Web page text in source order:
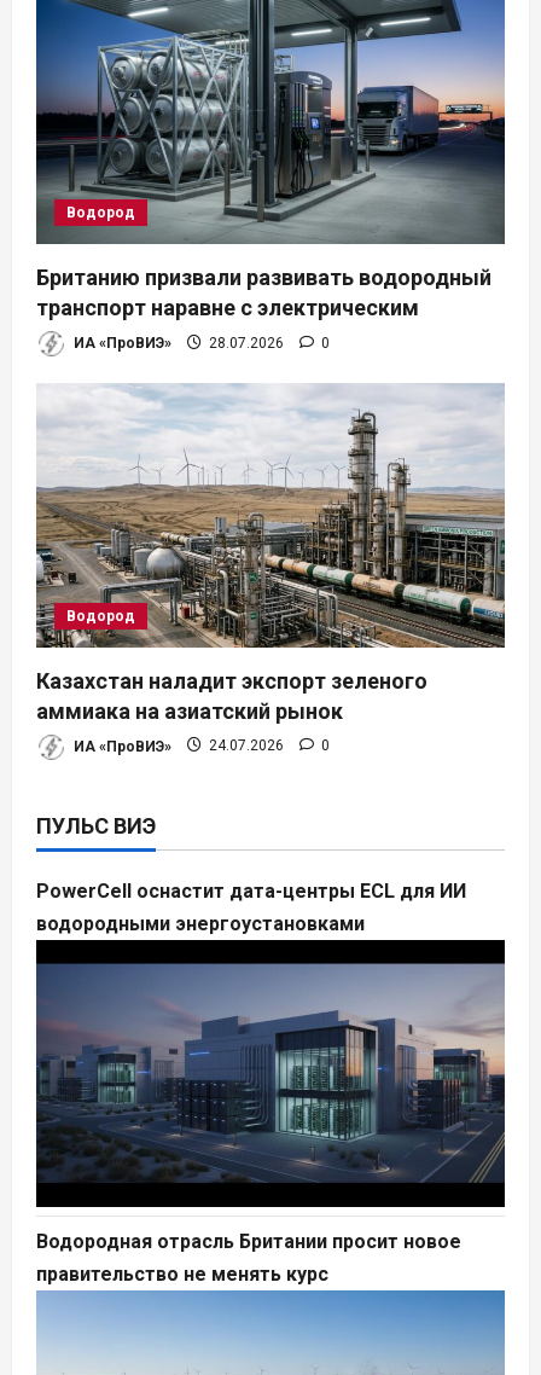
м
Водород
Британию призвали развивать водородный
транспорт наравне с электрическим
ИА «ПроВИЭ» 28.07.2026 0
Водород
Казахстан наладит экспорт зеленого
аммиака на азиатский рынок
ИА «ПроВИЭ» 24.07.2026 0
ПУЛЬС ВИЭ
PowerCell оснастит дата-центры ECL для ИИ
водородными энергоустановками
Водородная отрасль Британии просит новое
правительство не менять курс